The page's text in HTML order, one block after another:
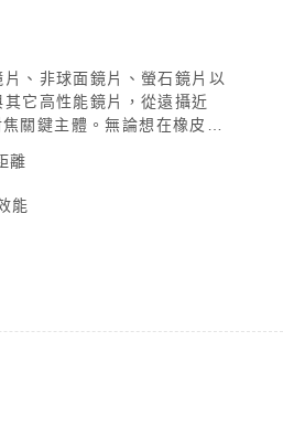
、非球面鏡片、螢石鏡片以
它高性能鏡片，從遠攝近
關鍵主體。無論想在橡皮艇
光學效能，捕捉理想靜態相
離
能